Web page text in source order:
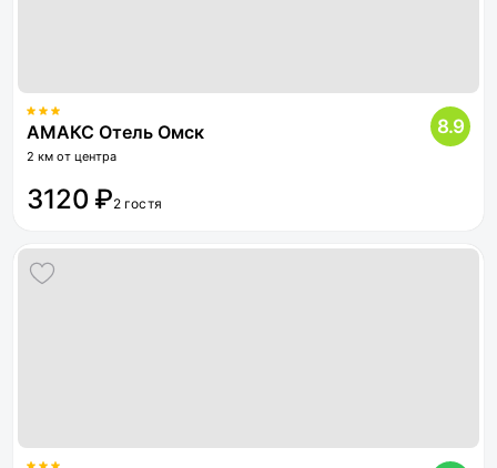
АМАКС Отель Омск
2 км от центра
8.9
3120 ₽2 гостя